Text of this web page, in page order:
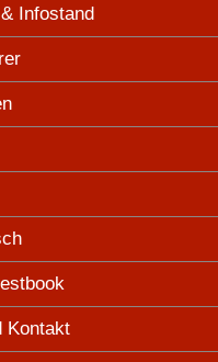
Infostand
Kontakt